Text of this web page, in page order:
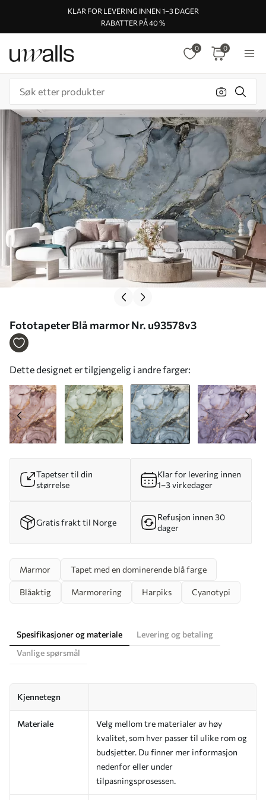
KLAR FOR LEVERING INNEN 1–3 DAGER
RABATTER PÅ 40 %
0 0
Fototapeter Blå marmor Nr. u93578v3
Dette designet er tilgjengelig i andre farger:
Tapetser til din
størrelse
Klar for levering innen
1–3 virkedager
Gratis frakt til Norge
Refusjon innen 30
dager
Marmor Tapet med en dominerende blå farge
Blåaktig Marmorering Harpiks Cyanotypi
Spesifikasjoner og materiale
Levering og betaling
Vanlige spørsmål
Kjennetegn
Materiale
Velg mellom tre materialer av høy
kvalitet, som hver passer til ulike rom og
budsjetter. Du finner mer informasjon
nedenfor eller under
tilpasningsprosessen.